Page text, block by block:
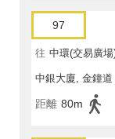
97
往 中環(交易廣場
中銀大廈, 金鐘道
距離 80m